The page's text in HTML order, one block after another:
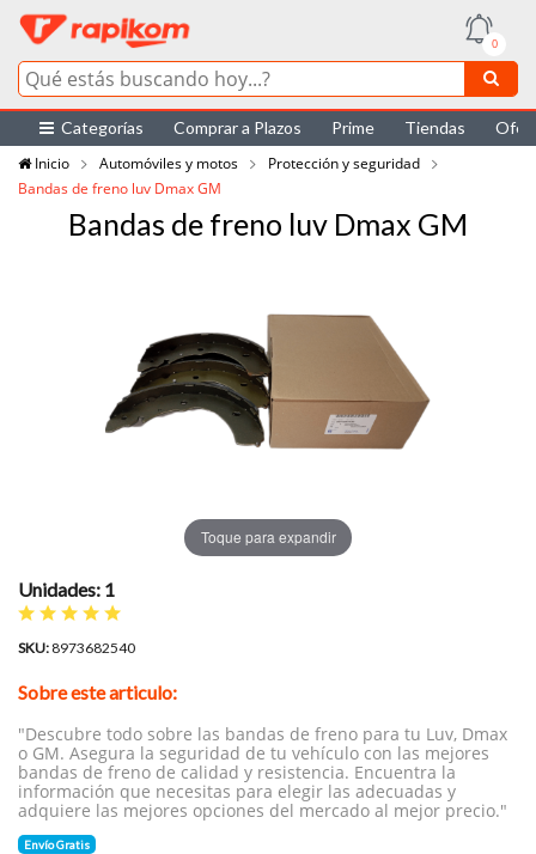
0
Categorías Comprar a Plazos Prime Tiendas
Inicio
Automóviles y motos
Protección y seguridad
Bandas de freno luv Dmax GM
Bandas de freno luv Dmax GM
Toque para expandir
Unidades: 1
SKU: 8973682540
Sobre este articulo:
"Descubre todo sobre las bandas de freno para tu Luv, Dmax
o GM. Asegura la seguridad de tu vehículo con las mejores
bandas de freno de calidad y resistencia. Encuentra la
información que necesitas para elegir las adecuadas y
adquiere las mejores opciones del mercado al mejor precio."
Envío Gratis